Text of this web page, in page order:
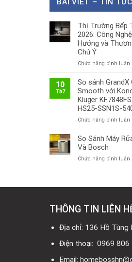
BÀI VIẾT – TIN TỨC
Thị Trường Bếp
2026: Công
Hướng và
Chú Ý
Chức năng bình luận
10
Th7
So sánh GrandX
Smooth với
Kluger
HS25-SSN1S-
Chức năng bình luận
So Sánh Máy
Và Bosch
Chức năng bình luận
THÔNG TIN LIÊN
Địa chỉ: 136 Hồ Tùng
Điện thoại: 0969 806
Email: